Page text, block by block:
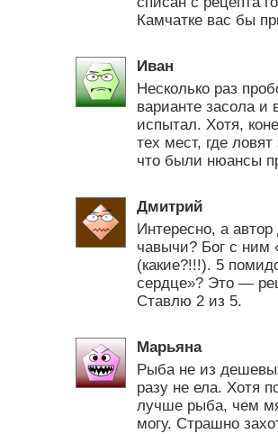
Камчатке вас бы
Иван
Несколько раз
варианте засола и
испытал. Хотя,
тех мест, где
что были нюансы
Дмитрий
Интересно, а автор
чавычи? Бог с ним
(какие?!!!). 5
сердце»? Это —
Ставлю 2 из 5.
Марьяна
Рыба не из
разу не ела. Хотя
лучше рыба, чем
могу. Страшно